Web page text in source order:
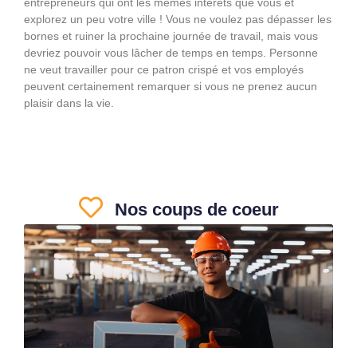
explorez un peu votre ville ! Vous ne voulez pas dépasser les
bornes et ruiner la prochaine journée de travail, mais vous
devriez pouvoir vous lâcher de temps en temps. Personne
ne veut travailler pour ce patron crispé et vos employés
peuvent certainement remarquer si vous ne prenez aucun
plaisir dans la vie.
Nos coups de coeur